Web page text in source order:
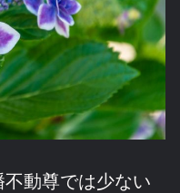
動尊では少ない